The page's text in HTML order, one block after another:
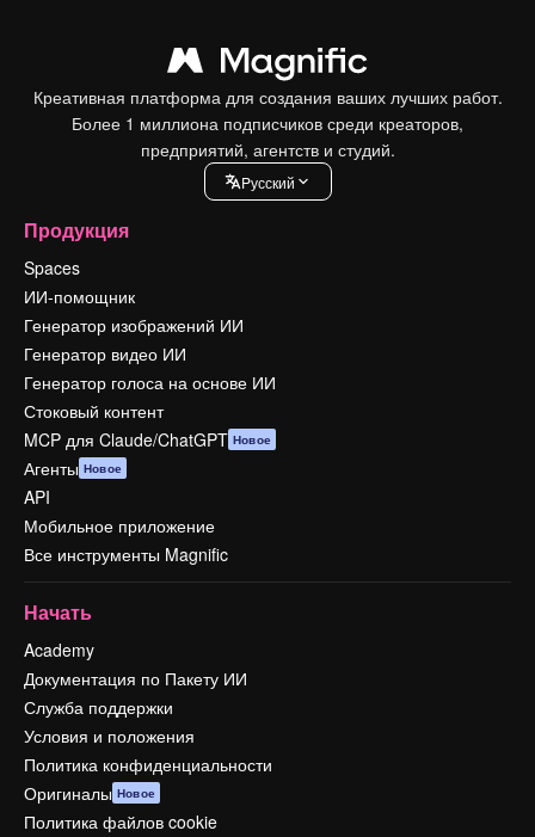
Креативная платформа для создания ваших лучших работ.
Более 1 миллиона подписчиков среди креаторов,
предприятий, агентств и студий.
Pусский
Продукция
Spaces
ИИ-помощник
Генератор изображений ИИ
Генератор видео ИИ
Генератор голоса на основе ИИ
Стоковый контент
MCP для Claude/ChatGPT Новое
Агенты Новое
API
Мобильное приложение
Все инструменты Magnific
Начать
Academy
Документация по Пакету ИИ
Служба поддержки
Условия и положения
Политика конфиденциальности
Оригиналы Новое
Политика файлов cookie